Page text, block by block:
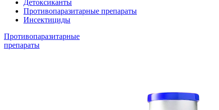
Детоксиканты
Противопаразитарные препараты
Инсектициды
Противопаразитарные
препараты